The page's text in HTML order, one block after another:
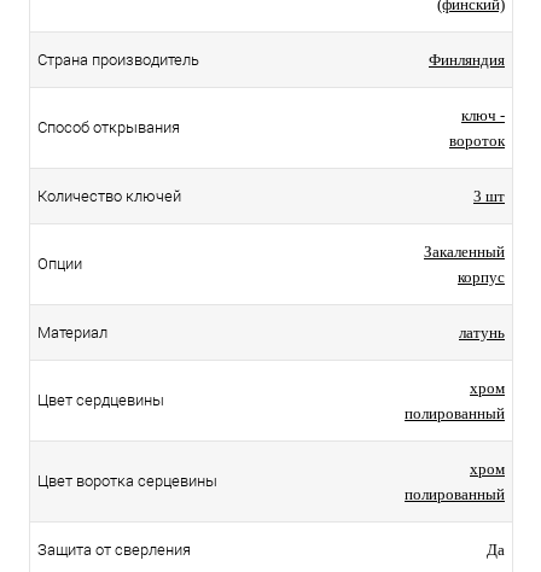
(финский)
Страна производитель Финляндия
Способ открывания
ключ -
вороток
Количество ключей 3 шт
Опции
Закаленный
корпус
Материал латунь
Цвет сердцевины
хром
полированный
Цвет воротка серцевины
хром
полированный
Защита от сверления Да